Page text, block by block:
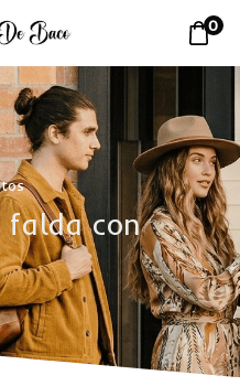
0
falda con